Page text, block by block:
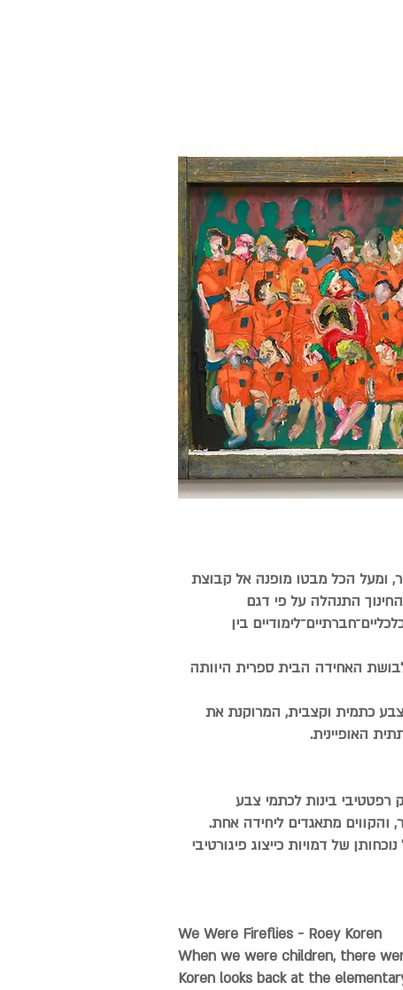
העץ, אל הלוח והגיר, ומעל הכל מבטו מופנה אל קבוצת
התנהלה על פי דגם
בין
האחידה הבית ספרית היוותה
כתמית וקצבית, המרוקנת את
האופיינית.
רפטטיבי בינות לכתמי צבע
מתאגדים ליחידה אחת.
של דמויות כייצוג פיגורטיבי
We Were Fireflies - Roey Koren
When we were children, there
Koren looks back at the